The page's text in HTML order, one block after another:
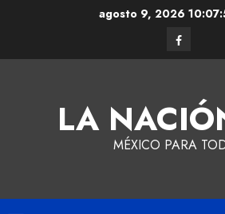
agosto 9, 2026
LA
MÉXICO PARA